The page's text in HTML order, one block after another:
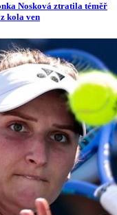
Nosková ztratila téměř
kola ven